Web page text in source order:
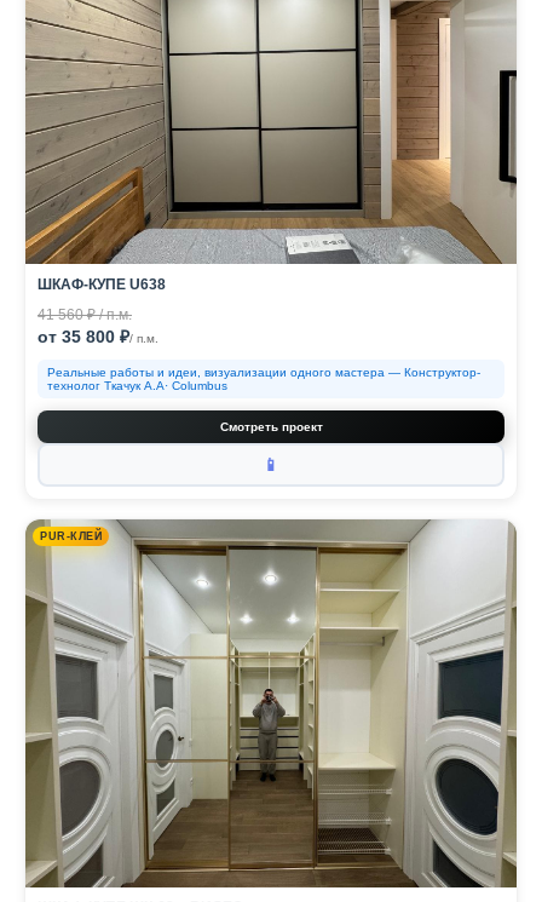
ШКАФ-КУПЕ U638
41 560 ₽ / п.м.
от 35 800 ₽/ п.м.
Реальные работы и идеи, визуализации одного мастера — Конструктор-
технолог Ткачук А.А· Columbus
Смотреть проект
📱
PUR-КЛЕЙ